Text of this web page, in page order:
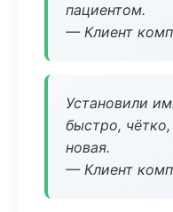
пациентом.
— Клиент
Установили
быстро,
новая.
— Клиент